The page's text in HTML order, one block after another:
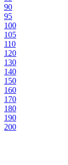
90
95
100
105
110
120
130
140
150
160
170
180
190
200